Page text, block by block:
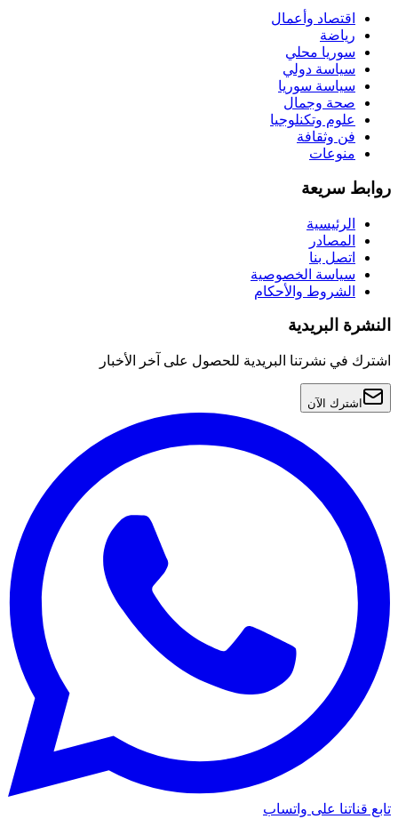
اقتصاد وأعمال
رياضة
سوريا محلي
سياسة دولي
سياسة سوريا
صحة وجمال
علوم وتكنلوجيا
فن وثقافة
منوعات
روابط سريعة
الرئيسية
المصادر
اتصل بنا
سياسة الخصوصية
الشروط والأحكام
النشرة البريدية
اشترك في نشرتنا البريدية للحصول على آخر الأخبار
اشترك الآن
تابع قناتنا على واتساب